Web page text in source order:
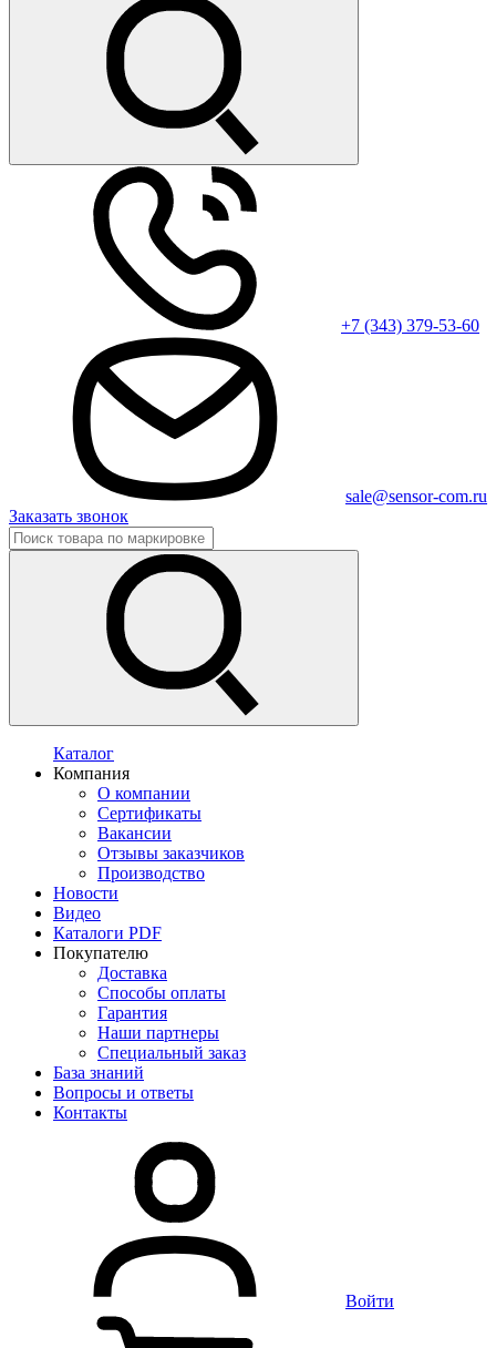
+7 (343) 379-53-60
sale@sensor-com.ru
Заказать звонок
Каталог
Компания
О компании
Сертификаты
Вакансии
Отзывы заказчиков
Производство
Новости
Видео
Каталоги PDF
Покупателю
Доставка
Способы оплаты
Гарантия
Наши партнеры
Специальный заказ
База знаний
Вопросы и ответы
Контакты
Войти